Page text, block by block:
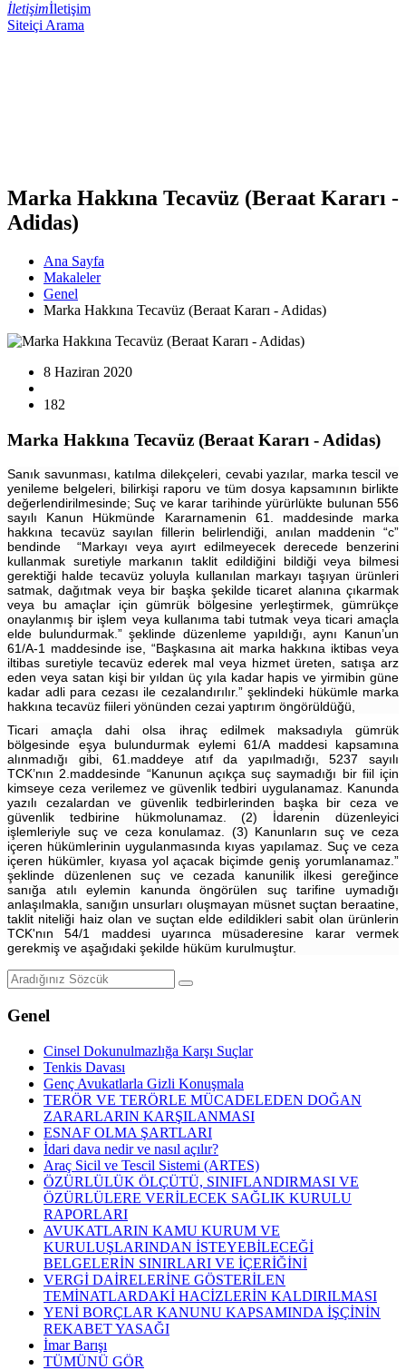
İletişimİletişim
Siteiçi Arama
Marka Hakkına Tecavüz (Beraat Kararı -
Adidas)
Ana Sayfa
Makaleler
Genel
Marka Hakkına Tecavüz (Beraat Kararı - Adidas)
8 Haziran 2020
182
Marka Hakkına Tecavüz (Beraat Kararı - Adidas)
Sanık savunması, katılma dilekçeleri, cevabi yazılar, marka tescil ve
yenileme belgeleri, bilirkişi raporu ve tüm dosya kapsamının birlikte
değerlendirilmesinde; Suç ve karar tarihinde yürürlükte bulunan 556
sayılı Kanun Hükmünde Kararnamenin 61. maddesinde marka
hakkına tecavüz sayılan fillerin belirlendiği, anılan maddenin “c”
bendinde “Markayı veya ayırt edilmeyecek derecede benzerini
kullanmak suretiyle markanın taklit edildiğini bildiği veya bilmesi
gerektiği halde tecavüz yoluyla kullanılan markayı taşıyan ürünleri
satmak, dağıtmak veya bir başka şekilde ticaret alanına çıkarmak
veya bu amaçlar için gümrük bölgesine yerleştirmek, gümrükçe
onaylanmış bir işlem veya kullanıma tabi tutmak veya ticari amaçla
elde bulundurmak.” şeklinde düzenleme yapıldığı, aynı Kanun’un
61/A-1 maddesinde ise, “Başkasına ait marka hakkına iktibas veya
iltibas suretiyle tecavüz ederek mal veya hizmet üreten, satışa arz
eden veya satan kişi bir yıldan üç yıla kadar hapis ve yirmibin güne
kadar adli para cezası ile cezalandırılır.” şeklindeki hükümle marka
hakkına tecavüz fiileri yönünden cezai yaptırım öngörüldüğü,
Ticari amaçla dahi olsa ihraç edilmek maksadıyla gümrük
bölgesinde eşya bulundurmak eylemi 61/A maddesi kapsamına
alınmadığı gibi, 61.maddeye atıf da yapılmadığı, 5237 sayılı
TCK’nın 2.maddesinde “Kanunun açıkça suç saymadığı bir fiil için
kimseye ceza verilemez ve güvenlik tedbiri uygulanamaz. Kanunda
yazılı cezalardan ve güvenlik tedbirlerinden başka bir ceza ve
güvenlik tedbirine hükmolunamaz. (2) İdarenin düzenleyici
işlemleriyle suç ve ceza konulamaz. (3) Kanunların suç ve ceza
içeren hükümlerinin uygulanmasında kıyas yapılamaz. Suç ve ceza
içeren hükümler, kıyasa yol açacak biçimde geniş yorumlanamaz.”
şeklinde düzenlenen suç ve cezada kanunilik ilkesi gereğince
sanığa atılı eylemin kanunda öngörülen suç tarifine uymadığı
anlaşılmakla, sanığın unsurları oluşmayan müsnet suçtan beraatine,
taklit niteliği haiz olan ve suçtan elde edildikleri sabit olan ürünlerin
TCK'nın 54/1 maddesi uyarınca müsaderesine karar vermek
gerekmiş ve aşağıdaki şekilde hüküm kurulmuştur.
Genel
Cinsel Dokunulmazlığa Karşı Suçlar
Tenkis Davası
Genç Avukatlarla Gizli Konuşmala
TERÖR VE TERÖRLE MÜCADELEDEN DOĞAN
ZARARLARIN KARŞILANMASI
ESNAF OLMA ŞARTLARI
İdari dava nedir ve nasıl açılır?
Araç Sicil ve Tescil Sistemi (ARTES)
ÖZÜRLÜLÜK ÖLÇÜTÜ, SINIFLANDIRMASI VE
ÖZÜRLÜLERE VERİLECEK SAĞLIK KURULU
RAPORLARI
AVUKATLARIN KAMU KURUM VE
KURULUŞLARINDAN İSTEYEBİLECEĞİ
BELGELERİN SINIRLARI VE İÇERİĞİNİ
VERGİ DAİRELERİNE GÖSTERİLEN
TEMİNATLARDAKİ HACİZLERİN KALDIRILMASI
YENİ BORÇLAR KANUNU KAPSAMINDA İŞÇİNİN
REKABET YASAĞI
İmar Barışı
TÜMÜNÜ GÖR